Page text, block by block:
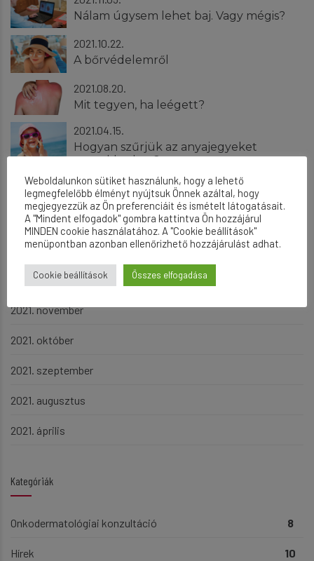
Nálam úgysem lehet baj. Vagy mégis?
2021.10.22.
A bőrvédelemről
2021.08.20.
Mit tegyen, ha leégett?
2021.04.15.
Hogyan szűrjük az anyajegyeket
gyerekkorban?
Archívum
2026. április
2021. december
2021. november
2021. október
2021. szeptember
2021. augusztus
2021. április
Kategóriák
Onkodermatológiai konzultáció 8
Hírek 10
Weboldalunkon sütiket használunk, hogy a lehető
legmegfelelőbb élményt nyújtsuk Önnek azáltal, hogy
megjegyezzük az Ön preferenciáit és ismételt látogatásait.
A "Mindent elfogadok" gombra kattintva Ön hozzájárul
MINDEN cookie használatához. A "Cookie beállítások"
menüpontban azonban ellenőrizhető hozzájárulást adhat.
Cookie beállítások Összes elfogadása